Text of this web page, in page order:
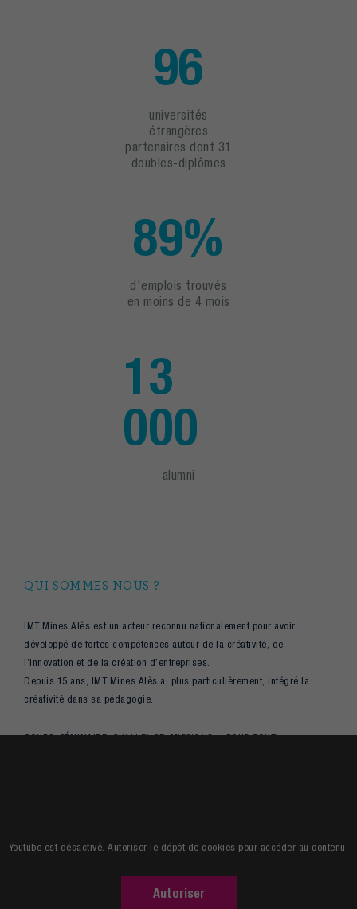
96
universités
étrangères
partenaires dont 31
doubles-diplômes
89%
d'emplois trouvés
en moins de 4 mois
13
000
alumni
QUI SOMMES NOUS ?
IMT Mines Alès est un acteur reconnu nationalement pour avoir
développé de fortes compétences autour de la créativité, de
l’innovation et de la création d’entreprises.
Depuis 15 ans, IMT Mines Alès a, plus particulièrement, intégré la
créativité dans sa pédagogie.
COURS, SÉMINAIRE, CHALLENGE, MISSIONS… POUR TOUT
Youtube est désactivé. Autoriser le dépôt de cookies pour accéder au contenu.
Autoriser